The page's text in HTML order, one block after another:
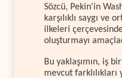
Sözcü, Pekin'in
karşılıklı saygı ve
ilkeleri
oluşturmayı
Bu yaklaşımın, iş
mevcut